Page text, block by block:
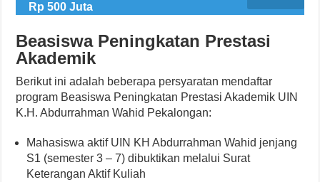
Rp 500 Juta
Beasiswa Peningkatan Prestasi
Akademik
Berikut ini adalah beberapa persyaratan mendaftar
program Beasiswa Peningkatan Prestasi Akademik UIN
K.H. Abdurrahman Wahid Pekalongan:
Mahasiswa aktif UIN KH Abdurrahman Wahid jenjang
S1 (semester 3 – 7) dibuktikan melalui Surat
Keterangan Aktif Kuliah